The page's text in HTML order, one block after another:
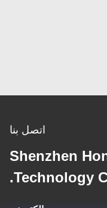
اتصل بنا
Shenzhen
Technology